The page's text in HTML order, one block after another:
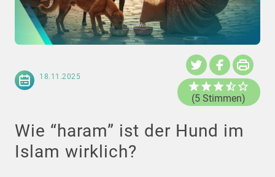
18.11.2025
(5 Stimmen)
Wie “haram” ist der Hund im
Islam wirklich?